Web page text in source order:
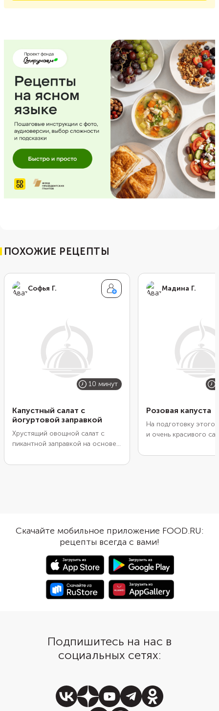
ПОХОЖИЕ РЕЦЕПТЫ
Софья Г.
10 минут
Капустный салат с
йогуртовой заправкой
Хрустящий овощной салат с
пикантной заправкой на основе
добавлением горчицы, смеси
перегрузит желудок перед сном.
Просто порубите все овощи,
соедините в салатнике и
заправьте соусом.
Мадина Г.
Розовая капуста
На подготовку этого
и очень красивого
дожидаться его
хорошо подойдет
мясное блюдо или к
пельменей.
Скачайте мобильное приложение FOOD.RU:
рецепты всегда с вами!
Подпишитесь на нас в
социальных сетях: